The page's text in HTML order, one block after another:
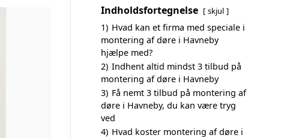
Indholdsfortegnelse skjul
1) Hvad kan et firma med speciale i
montering af døre i Havneby
hjælpe med?
2) Indhent altid mindst 3 tilbud på
montering af døre i Havneby
3) Få nemt 3 tilbud på montering af
døre i Havneby, du kan være tryg
ved
4) Hvad koster montering af døre i